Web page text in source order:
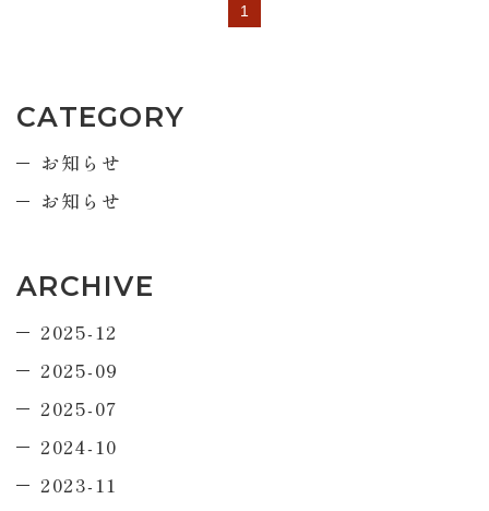
1
CATEGORY
お知らせ
お知らせ
ARCHIVE
2025-12
2025-09
2025-07
2024-10
2023-11